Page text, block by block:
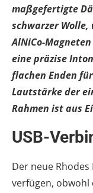
maßgefertigte
schwarzer
AlNiCo-
eine präzise
flachen Enden
Lautstärke der
Rahmen ist aus
USB-
Der neue
verfügen, obwohl